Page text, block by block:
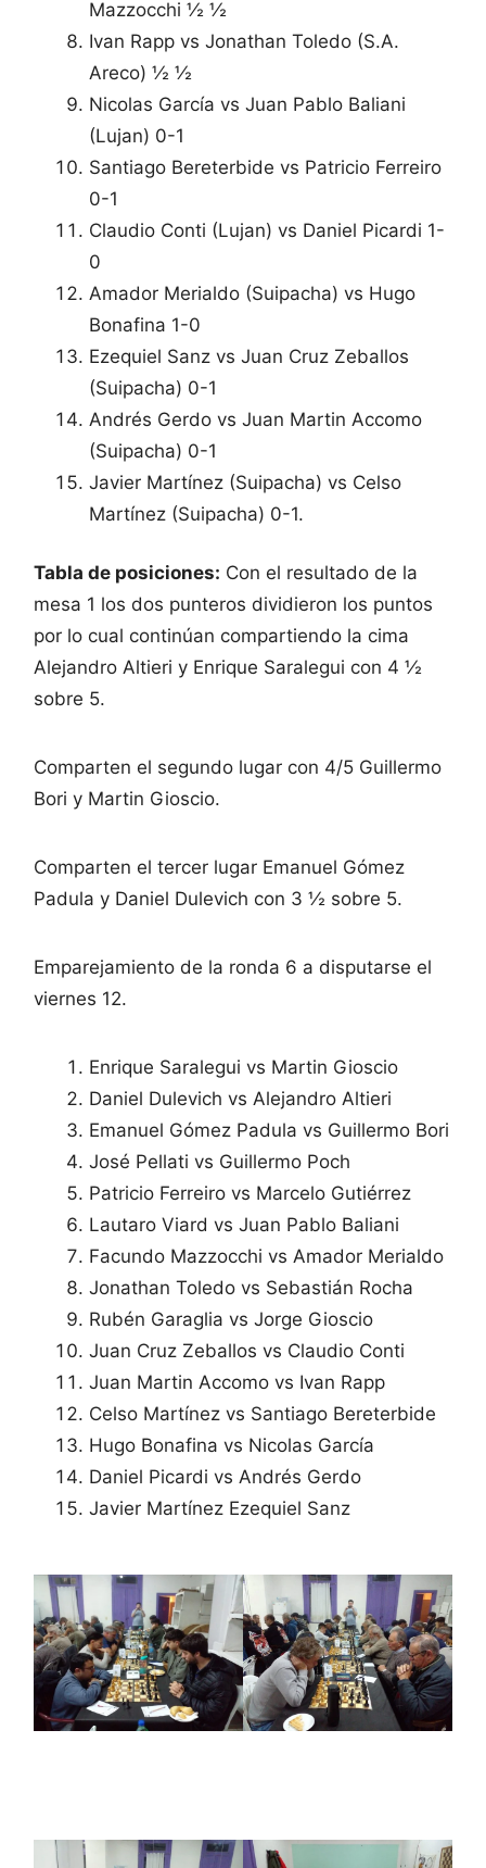
Mazzocchi ½ ½
Ivan Rapp vs Jonathan Toledo (S.A.
Areco) ½ ½
Nicolas García vs Juan Pablo Baliani
(Lujan) 0-1
Santiago Bereterbide vs Patricio Ferreiro
0-1
Claudio Conti (Lujan) vs Daniel Picardi 1-
0
Amador Merialdo (Suipacha) vs Hugo
Bonafina 1-0
Ezequiel Sanz vs Juan Cruz Zeballos
(Suipacha) 0-1
Andrés Gerdo vs Juan Martin Accomo
(Suipacha) 0-1
Javier Martínez (Suipacha) vs Celso
Martínez (Suipacha) 0-1.
Tabla de posiciones: Con el resultado de la
mesa 1 los dos punteros dividieron los puntos
por lo cual continúan compartiendo la cima
Alejandro Altieri y Enrique Saralegui con 4 ½
sobre 5.
Comparten el segundo lugar con 4/5 Guillermo
Bori y Martin Gioscio.
Comparten el tercer lugar Emanuel Gómez
Padula y Daniel Dulevich con 3 ½ sobre 5.
Emparejamiento de la ronda 6 a disputarse el
viernes 12.
Enrique Saralegui vs Martin Gioscio
Daniel Dulevich vs Alejandro Altieri
Emanuel Gómez Padula vs Guillermo Bori
José Pellati vs Guillermo Poch
Patricio Ferreiro vs Marcelo Gutiérrez
Lautaro Viard vs Juan Pablo Baliani
Facundo Mazzocchi vs Amador Merialdo
Jonathan Toledo vs Sebastián Rocha
Rubén Garaglia vs Jorge Gioscio
Juan Cruz Zeballos vs Claudio Conti
Juan Martin Accomo vs Ivan Rapp
Celso Martínez vs Santiago Bereterbide
Hugo Bonafina vs Nicolas García
Daniel Picardi vs Andrés Gerdo
Javier Martínez Ezequiel Sanz